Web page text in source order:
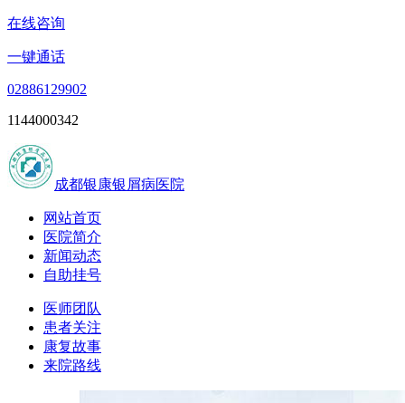
在线咨询
一键通话
02886129902
1144000342
成都银康银屑病医院
网站首页
医院简介
新闻动态
自助挂号
医师团队
患者关注
康复故事
来院路线